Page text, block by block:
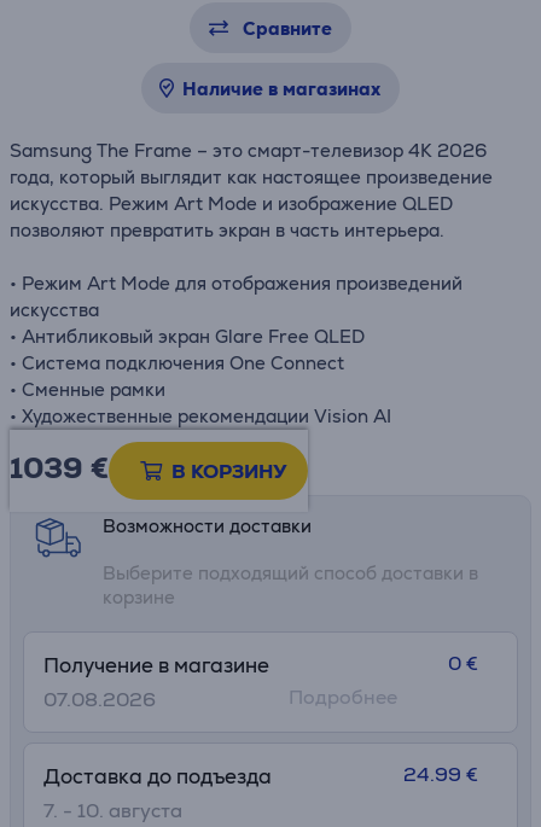
Сравните
Наличие в магазинах
Samsung The Frame – это смарт-телевизор 4K 2026
года, который выглядит как настоящее произведение
искусства. Режим Art Mode и изображение QLED
позволяют превратить экран в часть интерьера.
• Режим Art Mode для отображения произведений
искусства
• Антибликовый экран Glare Free QLED
• Система подключения One Connect
• Сменные рамки
• Художественные рекомендации Vision AI
1039 € В КОРЗИНУ
Информационный лист
Возможности доставки
Выберите подходящий способ доставки в
корзине
Получение в магазине
07.08.2026
0 €
Подробнее
Доставка до подъезда
7. - 10. августа
24.99 €